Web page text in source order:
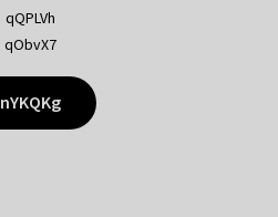
qQPLVh
qObvX7
nYKQKg